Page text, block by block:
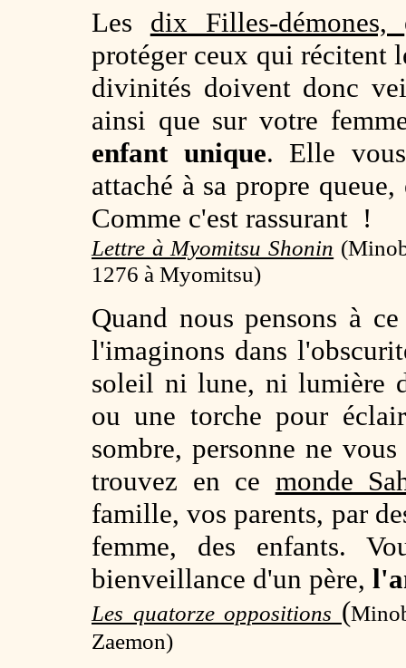
Les dix Filles-démones,
protéger ceux qui récitent
divinités doivent donc
ainsi que sur votre
enfant unique. Elle
attaché à sa propre
Comme c'est rassurant !
Lettre à Myomitsu Shonin (
1276 à Myomitsu)
Quand nous pensons à
l'imaginons dans
soleil ni lune, ni lumière
ou une torche pour
sombre, personne ne
trouvez en ce monde
famille, vos parents, par
femme, des enfants.
bienveillance d'un père,
Les quatorze oppositions (
Zaemon)